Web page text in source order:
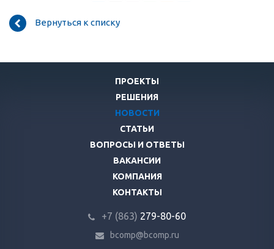
Вернуться к списку
ПРОЕКТЫ
РЕШЕНИЯ
НОВОСТИ
СТАТЬИ
ВОПРОСЫ И ОТВЕТЫ
ВАКАНСИИ
КОМПАНИЯ
КОНТАКТЫ
+7 (863) 279-80-60
bcomp@bcomp.ru